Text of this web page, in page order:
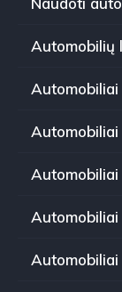
Automobilių
Automobiliai
Automobiliai
Automobiliai